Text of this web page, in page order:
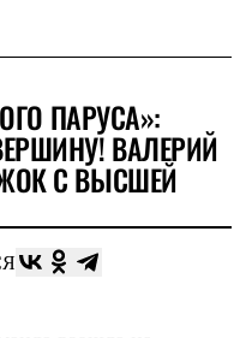
ПАРУСА»:
ВАЛЕРИЙ
С ВЫСШЕЙ